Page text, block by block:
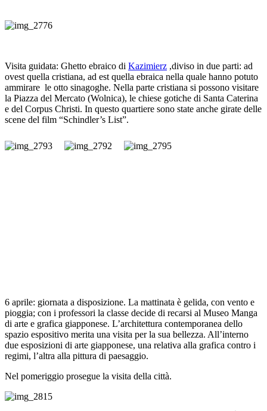
Visita guidata: Ghetto ebraico di Kazimierz ,diviso in due parti: ad
ovest quella cristiana, ad est quella ebraica nella quale hanno potuto
ammirare le otto sinagoghe. Nella parte cristiana si possono visitare
la Piazza del Mercato (Wolnica), le chiese gotiche di Santa Caterina
e del Corpus Christi. In questo quartiere sono state anche girate delle
scene del film “Schindler’s List”.
6 aprile: giornata a disposizione. La mattinata è gelida, con vento e
pioggia; con i professori la classe decide di recarsi al Museo Manga
di arte e grafica giapponese. L’architettura contemporanea dello
spazio espositivo merita una visita per la sua bellezza. All’interno
due esposizioni di arte giapponese, una relativa alla grafica contro i
regimi, l’altra alla pittura di paesaggio.
Nel pomeriggio prosegue la visita della città.